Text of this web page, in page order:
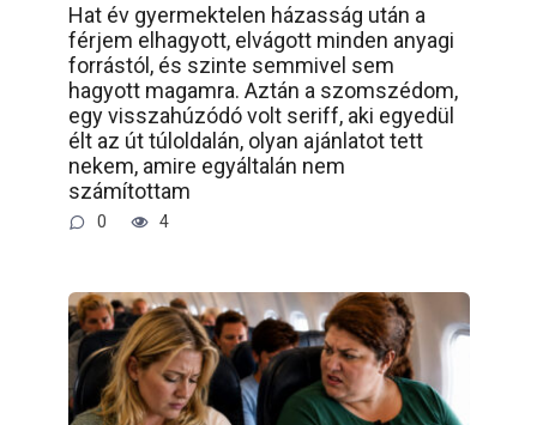
Hat év gyermektelen házasság után a
férjem elhagyott, elvágott minden anyagi
forrástól, és szinte semmivel sem
hagyott magamra. Aztán a szomszédom,
egy visszahúzódó volt seriff, aki egyedül
élt az út túloldalán, olyan ajánlatot tett
nekem, amire egyáltalán nem
számítottam
0 4